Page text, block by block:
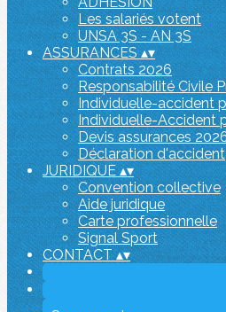
Les salariés votent
UNSA 3S - AN 3S
ASSURANCES▴▾
Contrats 2026
Responsabilité Civile
Individuelle-accident
Individuelle-Accident
Devis assurances
Déclaration d'accident
JURIDIQUE▴▾
Convention collective
Aide juridique
Carte professionnelle
Signal Sport
CONTACT▴▾